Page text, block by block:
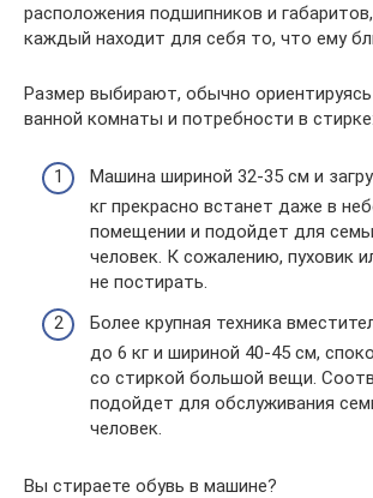
расположения подшипников и
каждый находит для себя то, что ему
Размер выбирают, обычно
ванной комнаты и потребности в стирке:
Машина шириной 32-35 см и
кг прекрасно встанет даже в
помещении и подойдет для
человек. К сожалению, пуховик
не постирать.
Более крупная техника
до 6 кг и шириной 40-45 см,
со стиркой большой вещи.
подойдет для обслуживания
человек.
Вы стираете обувь в машине?